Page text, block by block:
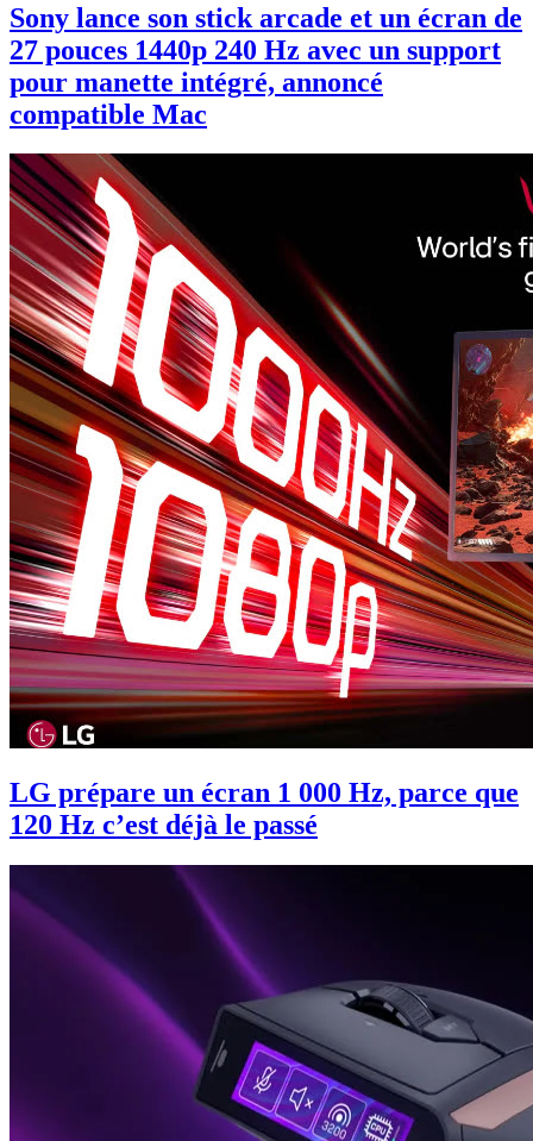
Sony lance son stick arcade et un écran de
27 pouces 1440p 240 Hz avec un support
pour manette intégré, annoncé
compatible Mac
LG prépare un écran 1 000 Hz, parce que
120 Hz c’est déjà le passé